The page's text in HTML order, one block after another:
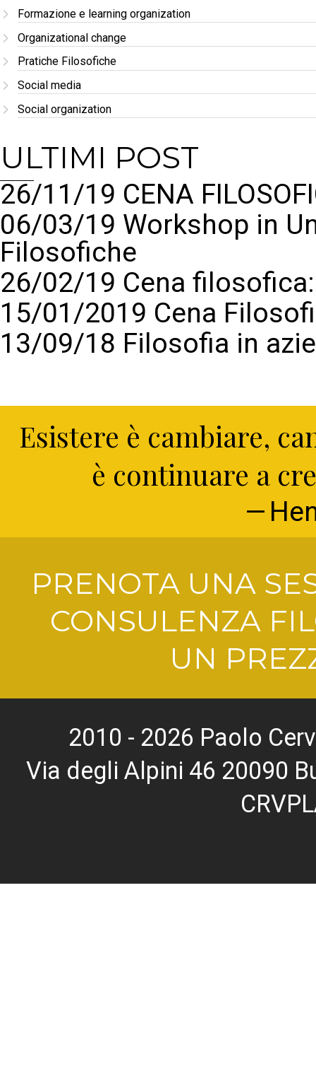
Formazione e learning organization
Organizational change
Pratiche Filosofiche
Social media
Social organization
ULTIMI POST
26/11/19 CENA
06/03/19 Workshop in
Filosofiche
26/02/19 Cena filosofica:
15/01/2019 Cena
13/09/18 Filosofia in
Esistere è cambiare,
è continuare a
PRENOTA UNA
CONSULENZA
UN
2010 - 2026 Paolo
Via degli Alpini 46 20090